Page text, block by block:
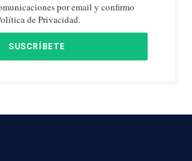
por email y confirmo
de Privacidad.